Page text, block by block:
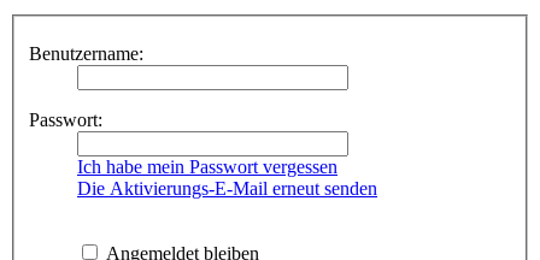
Benutzername:
Passwort:
Ich habe mein Passwort vergessen
Die Aktivierungs-E-Mail erneut senden
Angemeldet bleiben